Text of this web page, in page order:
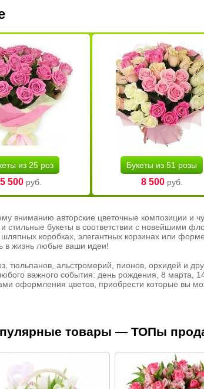
из 25 роз
5 500 руб.
Букеты из 51 розы
8 500руб.
вниманию авторские цветочные композиции и
стильные букеты в соответствии с новейшими
шляпных коробках, элегантных корзинах или
в жизнь любые ваши идеи!
тюльпанов, альстромерий, пионов, орхидей и
важного события: день рождения, 8 марта,
оформления цветов, приобрести которые вы
товары — ТОПы